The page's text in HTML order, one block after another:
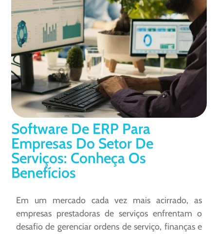
Software De ERP Para
Empresas Do Setor De
Serviços: Conheça Os
Benefícios
Em um mercado cada vez mais acirrado, as
empresas prestadoras de serviços enfrentam o
desafio de gerenciar ordens de serviço, finanças e